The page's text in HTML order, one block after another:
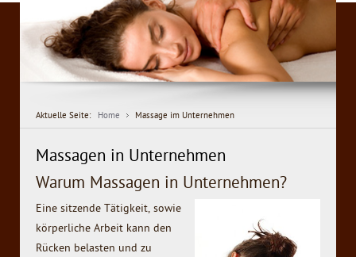
Aktuelle Seite: Home Massage im Unternehmen
Massagen in Unternehmen
Warum Massagen in Unternehmen?
Eine sitzende Tätigkeit, sowie
körperliche Arbeit kann den
Rücken belasten und zu